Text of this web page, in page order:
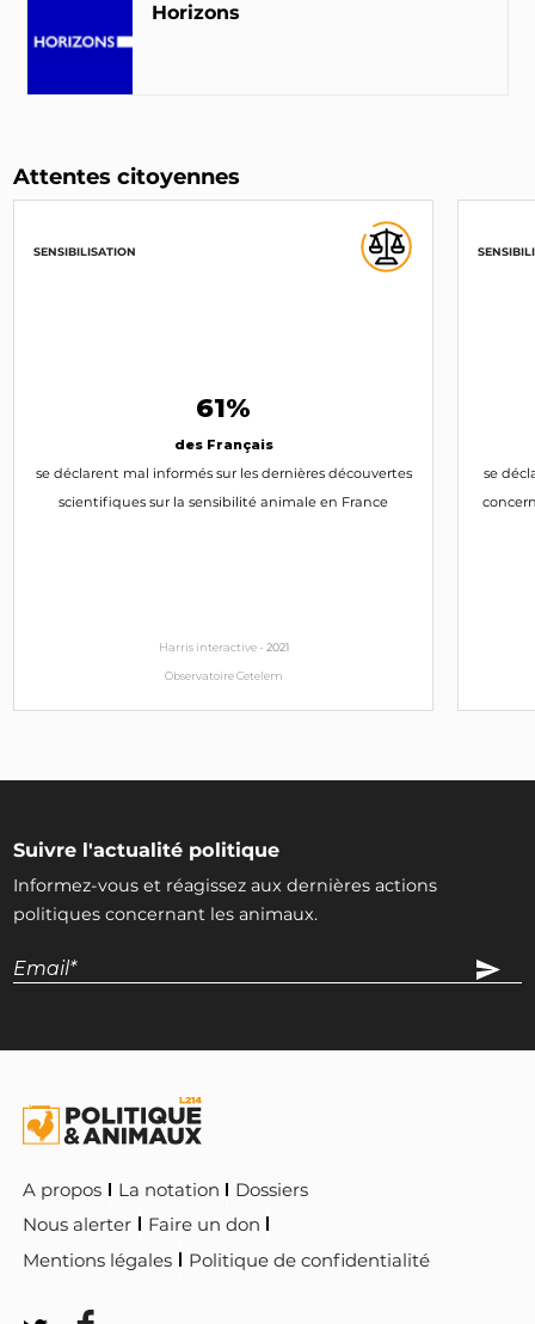
Horizons
Attentes citoyennes
SENSIBILISATION
61%
des Français
se déclarent mal informés sur les dernières découvertes
scientifiques sur la sensibilité animale en France
Harris interactive - 2021
Observatoire Cetelem
se
Suivre l'actualité politique
Informez-vous et réagissez aux dernières actions
politiques concernant les animaux.
A propos La notation
Dossiers
Nous alerter
Faire un don
Mentions légales
Politique de confidentialité